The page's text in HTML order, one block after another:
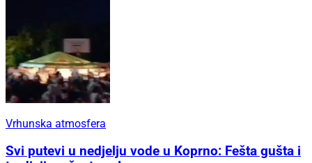
Vrhunska atmosfera
Svi putevi u nedjelju vode u Koprno: Fešta gušta i